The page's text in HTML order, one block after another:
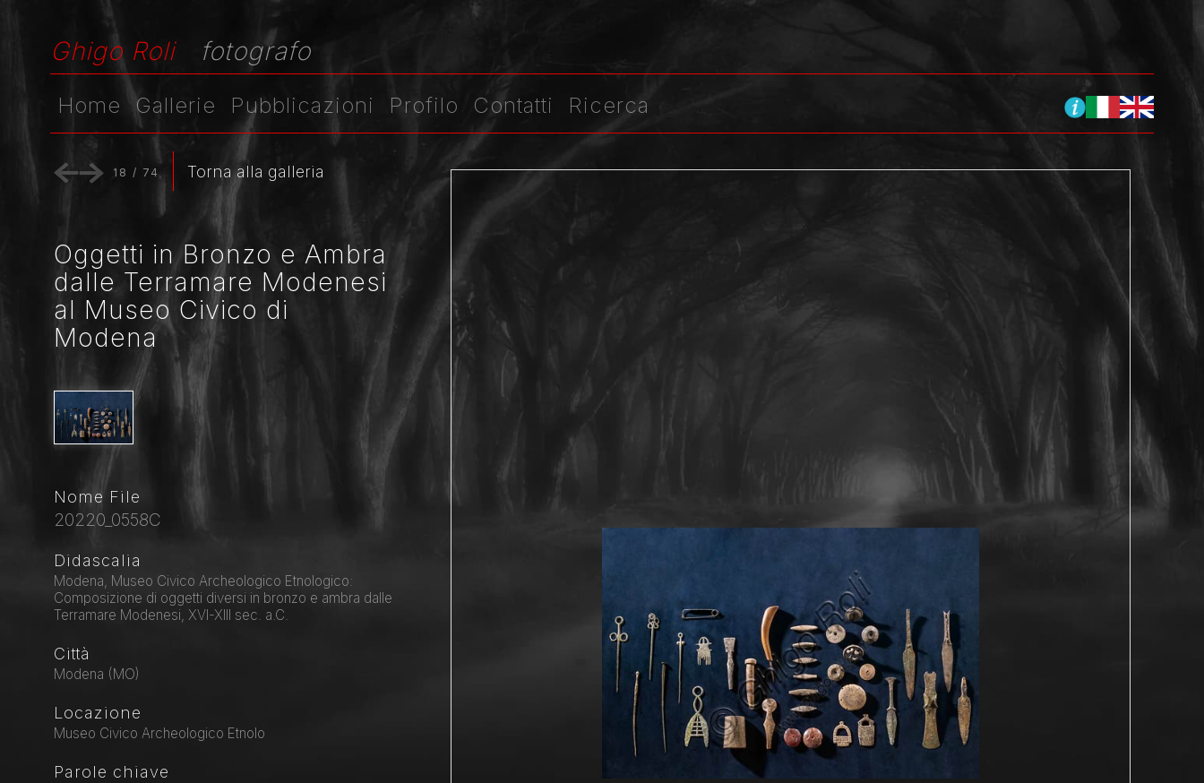
Ghigo Roli fotografo
Home Gallerie Pubblicazioni Profilo Contatti Ricerca
18 / 74 Torna alla galleria
Oggetti in Bronzo e Ambra
dalle Terramare Modenesi
al Museo Civico di
Modena
Nome File
20220_0558C
Didascalia
Modena, Museo Civico Archeologico Etnologico:
Composizione di oggetti diversi in bronzo e ambra dalle
Terramare Modenesi, XVI-XIII sec. a.C.
Città
Modena (MO)
Locazione
Museo Civico Archeologico Etnolo
Parole chiave